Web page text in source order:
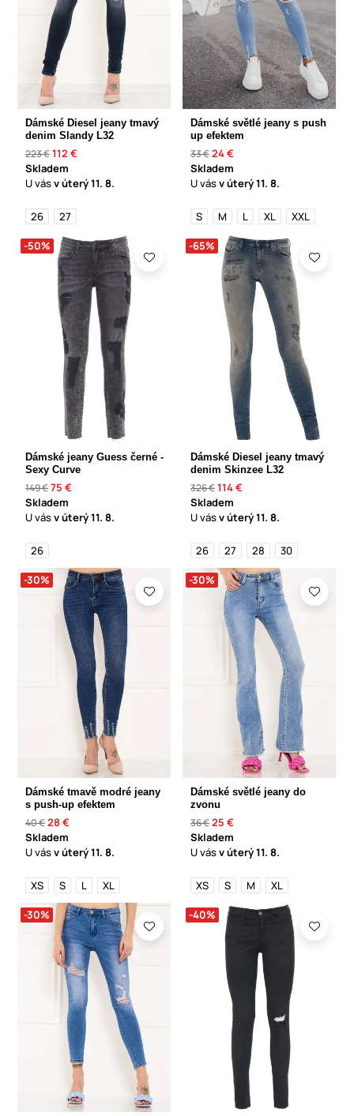
Dámské Diesel jeany tmavý
denim Slandy L32
223 €112 €
Skladem
U vásv úterý11. 8.
26 27
Dámské světlé jeany s push
up efektem
33 €24 €
Skladem
U vásv úterý11. 8.
S M L XL XXL
-50%
Dámské jeany Guess černé -
Sexy Curve
149 €75 €
Skladem
U vásv úterý11. 8.
26
-65%
Dámské Diesel jeany tmavý
denim Skinzee L32
326 €114 €
Skladem
U vásv úterý11. 8.
26 27 28 30
-30%
Dámské tmavě modré jeany
s push-up efektem
40 €28 €
Skladem
U vásv úterý11. 8.
XS S L XL
-30%
Dámské světlé jeany do
zvonu
36 €25 €
Skladem
U vásv úterý11. 8.
XS S M XL
-30% -40%